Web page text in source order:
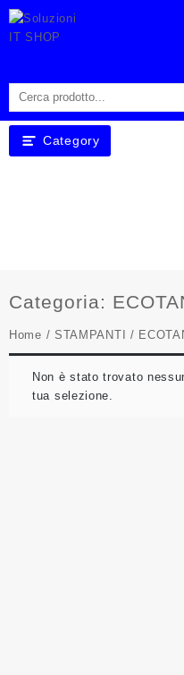
Skip
to
Category
Categoria:
Home / STAMPANTI /
Non è stato trovato
tua selezione.